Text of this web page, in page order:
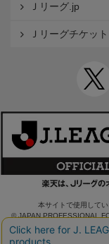
Ｊリーグ.jp
Ｊリーグチケット
本サイトで使用して
© JAPAN PROFESSIONAL